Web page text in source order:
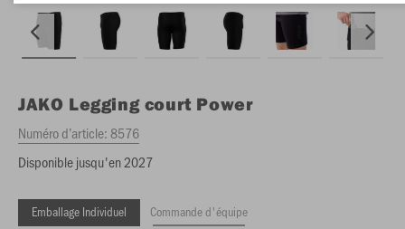
JAKO Legging court Power
Numéro d’article:8576
Disponible jusqu'en 2027
Emballage Individuel Commande d'équipe